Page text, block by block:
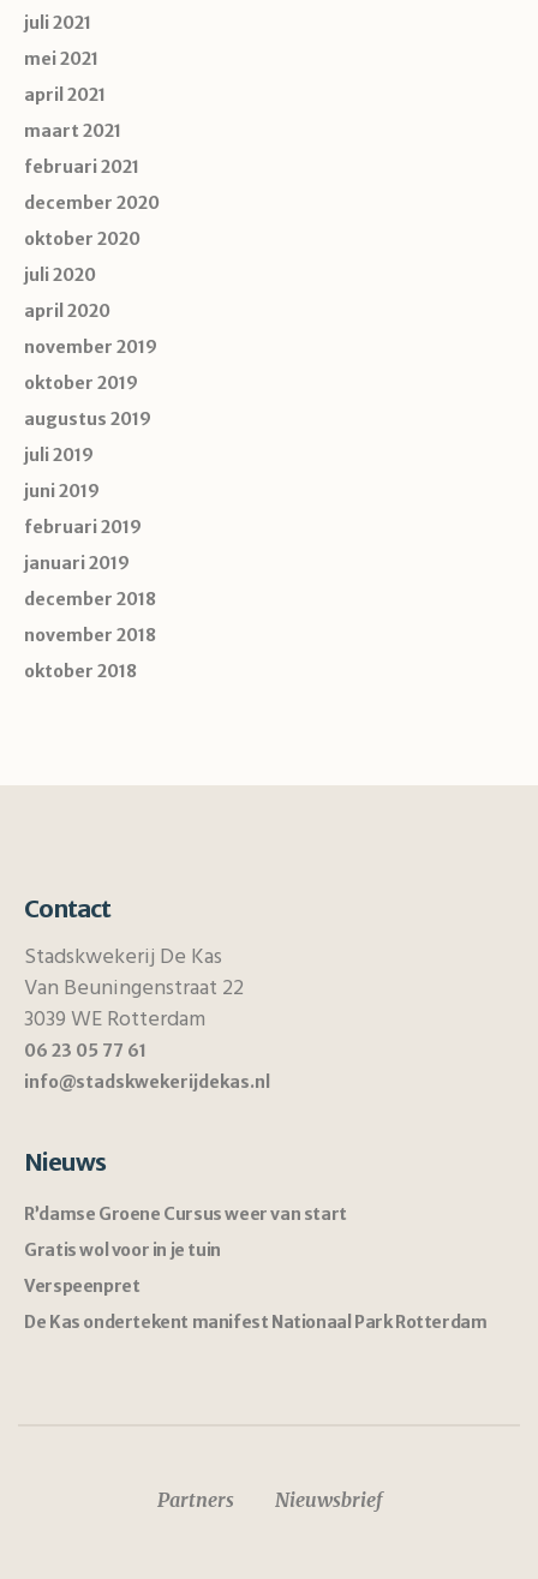
juli 2021
mei 2021
april 2021
maart 2021
februari 2021
december 2020
oktober 2020
juli 2020
april 2020
november 2019
oktober 2019
augustus 2019
juli 2019
juni 2019
februari 2019
januari 2019
december 2018
november 2018
oktober 2018
Contact
Stadskwekerij De Kas
Van Beuningenstraat 22
3039 WE Rotterdam
06 23 05 77 61
info@stadskwekerijdekas.nl
Nieuws
R’damse Groene Cursus weer van start
Gratis wol voor in je tuin
Verspeenpret
De Kas ondertekent manifest Nationaal Park Rotterdam
Partners Nieuwsbrief